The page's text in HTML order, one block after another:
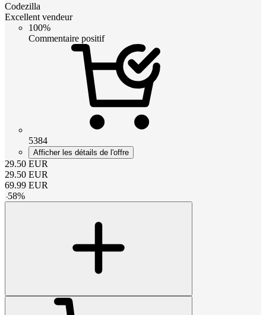
Codezilla
Excellent vendeur
100%
Commentaire positif
5384
Afficher les détails de l'offre
29.50 EUR
29.50 EUR
69.99 EUR
-58%